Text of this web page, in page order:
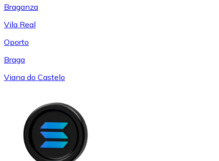
Braganza
Vila Real
Oporto
Braga
Viana do Castelo